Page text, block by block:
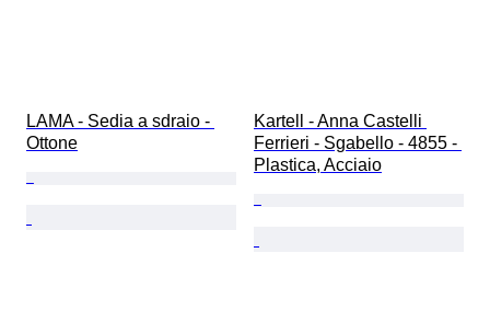
LAMA - Sedia a sdraio -
Ottone
Kartell - Anna Castelli
Ferrieri - Sgabello - 4855 -
Plastica, Acciaio